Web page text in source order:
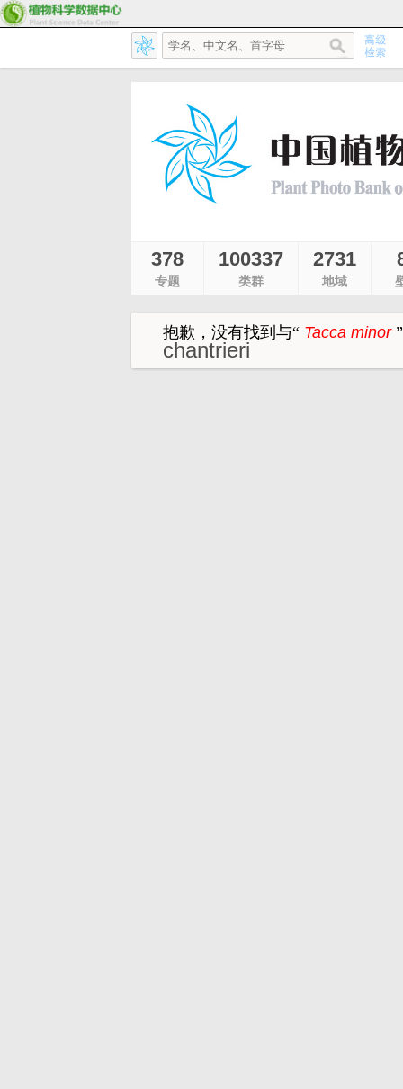
378
专题
100337
类群
2731
地域
抱歉，没有找到与“Tacca minor ”
chantrieri